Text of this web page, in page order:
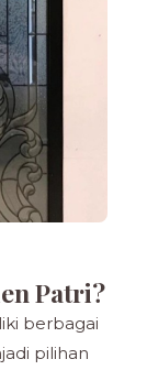
Patri?
berbagai
pilihan